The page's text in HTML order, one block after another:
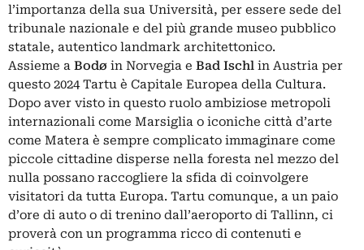
l’importanza della sua Università, per essere sede del
tribunale nazionale e del più grande museo pubblico
statale, autentico landmark architettonico.
Assieme a Bodø in Norvegia e Bad Ischl in Austria per
questo 2024 Tartu è Capitale Europea della Cultura.
Dopo aver visto in questo ruolo ambiziose metropoli
internazionali come Marsiglia o iconiche città d’arte
come Matera è sempre complicato immaginare come
piccole cittadine disperse nella foresta nel mezzo del
nulla possano raccogliere la sfida di coinvolgere
visitatori da tutta Europa. Tartu comunque, a un paio
d’ore di auto o di trenino dall’aeroporto di Tallinn, ci
proverà con un programma ricco di contenuti e